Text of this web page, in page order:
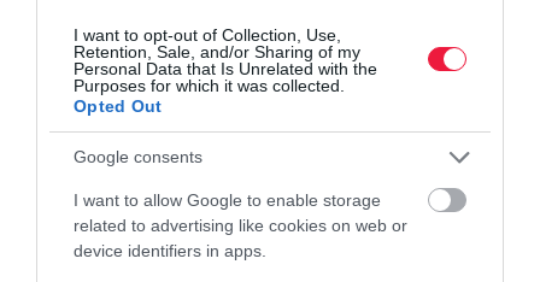
I want to opt-out of Collection, Use,
Retention, Sale, and/or Sharing of my
Personal Data that Is Unrelated with the
Purposes for which it was collected.
Opted Out
Google consents
I want to allow Google to enable storage
related to advertising like cookies on web or
device identifiers in apps.